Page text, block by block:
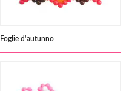
Foglie d'autunno